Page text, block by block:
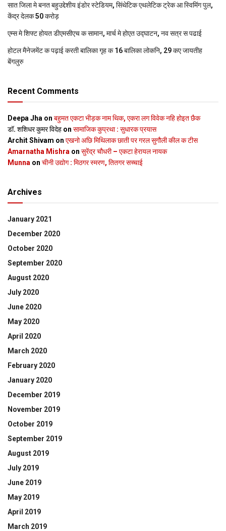
सात जिला मे बनत बहुउद्देशीय इंडोर स्‍टेडि‍यम, सिंथेटिक एथलेटिक ट्रेक आ स्विमिंग पुल,
केंद्र देलक 50 करोड़
एम्स मे शिफ्ट होयत डीएमसीएच क सामान, मार्च मे होएत उद्घाटन, नव सत्र स पढाई
होटल मैनेजमेंट क पढ़ाई करती बालिका गृह क 16 बालिका लोकनि, 29 कए जायतीह
बेंगलुरु
Recent Comments
Deepa Jha on बहुमत एकटा भीड़क नाम थिक, एकरा लग विवेक नहि होइत छैक
डॉ. शशिधर कुमर विदेह on सामाजिक कुप्रथा : सुधारक प्रयास
Archit Shivam on एखनो अछि मिथिलाक छाती पर गरल सुगौली कील क टीस
Amarnatha Mishra on सुरेंद्र चौधरी – एकटा हेरायल नायक
Munna on चीनी उद्योग : मिठगर स्‍मरण, तितगर सच्‍चाई
Archives
January 2021
December 2020
October 2020
September 2020
August 2020
July 2020
June 2020
May 2020
April 2020
March 2020
February 2020
January 2020
December 2019
November 2019
October 2019
September 2019
August 2019
July 2019
June 2019
May 2019
April 2019
March 2019